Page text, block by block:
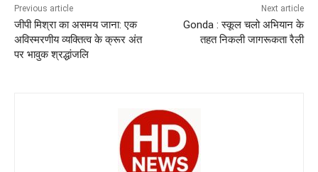
o
o
k
p
p
Previous article
जीपी मिश्रा का असमय जाना: एक
अविस्मरणीय व्यक्तित्व के क्रूर अंत
पर भावुक श्रद्धांजलि
Next article
Gonda : स्कूल चलो अभियान के
तहत निकली जागरूकता रैली